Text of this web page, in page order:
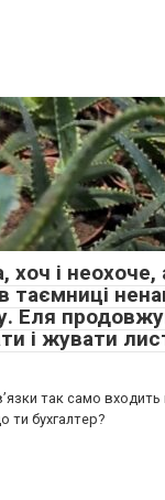
хоч і
таємниці
Еля
і жувати
так само
ти бухгалтер?